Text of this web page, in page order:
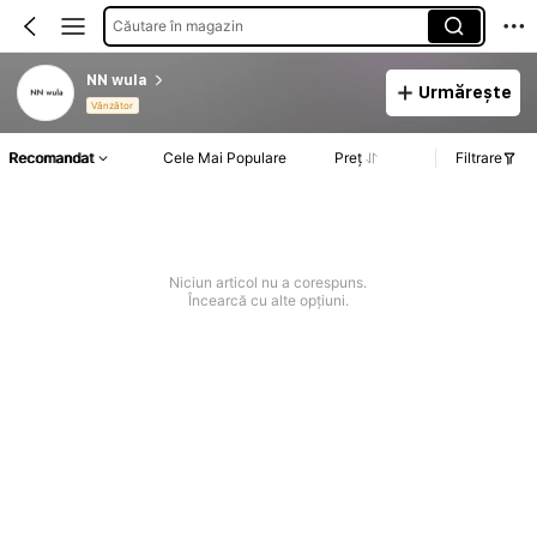
Căutare în magazin
NN wula
Vânzător
Urmărește
Recomandat Cele Mai Populare Preț Filtrare
Niciun articol nu a corespuns.
Încearcă cu alte opțiuni.